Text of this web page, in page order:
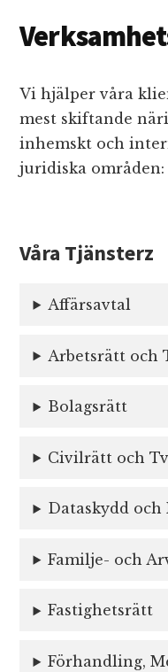
Vi hjälper våra
mest skiftande
inhemskt och
juridiska områden:
Våra Tjänsterz
Affärsavtal
Arbetsrätt och
Bolagsrätt
Civilrätt och
Dataskydd
Familje- och
Fastighetsrätt
Förhandling,